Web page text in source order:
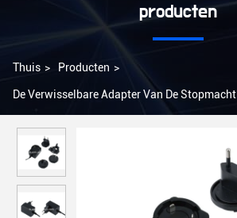
producten
Thuis > Producten >
De Verwisselbare Adapter Van De Stopmacht
1A 100-240V Invoerspanning